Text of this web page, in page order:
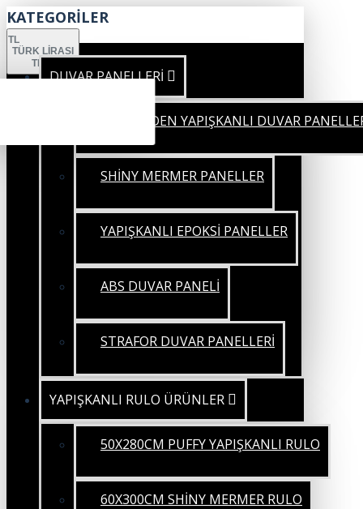
KATEGORİLER
TL
TÜRK LIRASI
TRY
DUVAR PANELLERİ
KENDİNDEN YAPIŞKANLI DUVAR
SHİNY MERMER PANELLER
YAPIŞKANLI EPOKSİ PANELLER
ABS DUVAR PANELİ
STRAFOR DUVAR PANELLERİ
YAPIŞKANLI RULO ÜRÜNLER
50X280CM PUFFY YAPIŞKANLI RULO
60X300CM SHİNY MERMER RULO